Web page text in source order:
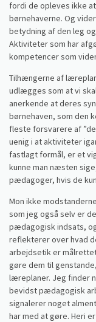
fordi de opleves ikke
børnehaverne. Og
betydning af den leg
Aktiviteter som har
kompetencer som
Tilhængerne af
udlægges som at vi
anerkende at deres
børnehaven, som den
fleste forsvarere af
uenig i at aktiviteter
fastlagt formål, er et
kunne man næsten
pædagoger, hvis de
Mon ikke
som jeg også selv er
pædagogisk indsats,
reflekterer over hvad
arbejdsetik er
gøre dem til
læreplaner. Jeg finder
bevidst pædagogisk
signalerer noget
har med at gøre. Heri